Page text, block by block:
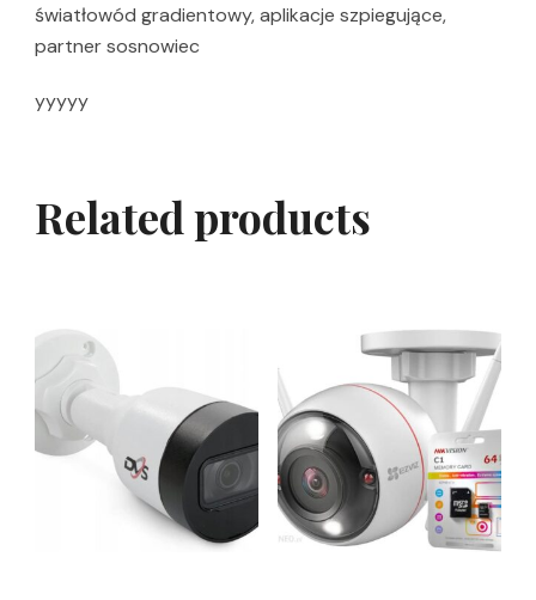
światłowód gradientowy, aplikacje szpiegujące,
partner sosnowiec
yyyyy
Related products